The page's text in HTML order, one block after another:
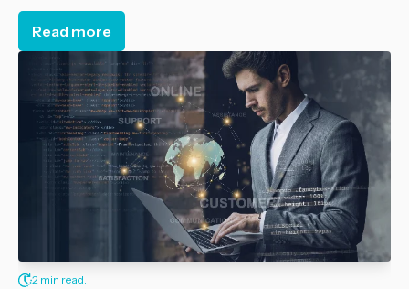
Read more
2 min read.